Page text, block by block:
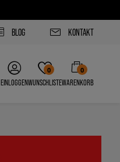
BLOG KONTAKT
EINLOGGEN
0
WUNSCHLISTE
0
WARENKORB